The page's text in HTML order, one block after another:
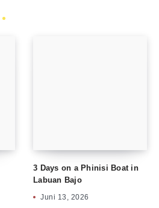
3 Days on a Phinisi Boat in
Labuan Bajo
Juni 13, 2026